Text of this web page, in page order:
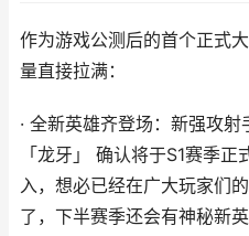
作为游戏公测后的首个正式
量直接拉满：
· 全新英雄齐登场：新强攻
「龙牙」 确认将于S1赛季
入，想必已经在广大玩家们
了，下半赛季还会有神秘新